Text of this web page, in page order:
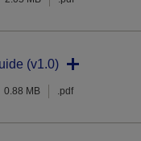
(v1.0)
0.88 MB .pdf